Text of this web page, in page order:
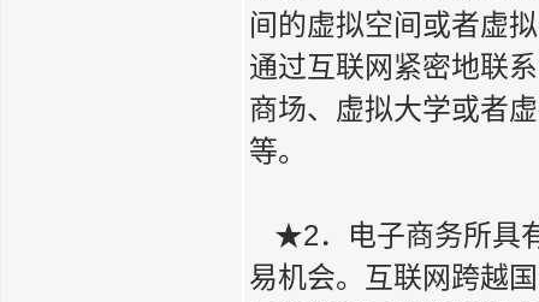
间的虚拟空间或者虚
通过互联网紧密地联
商场、虚拟大学或者
等。
★2．电子商务所具
易机会。互联网跨越